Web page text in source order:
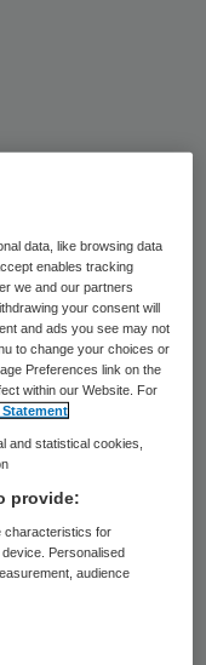
100
tegen
De
en
op een bod in
de
te stoppen
en CNV
van de
data, like browsing data
enables tracking
we and our partners
your consent will
and ads you see may not
to change your choices or
Preferences link on the
within our Website. For
Statement
and statistical cookies,
provide:
characteristics for
Personalised
audience